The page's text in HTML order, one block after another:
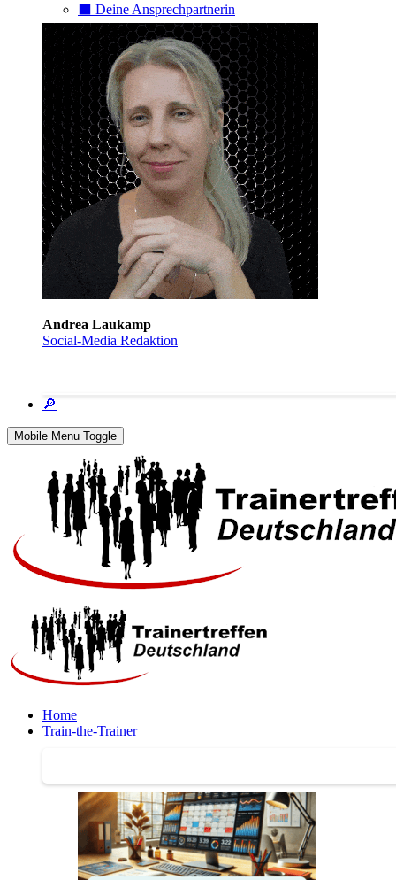
⬛️ Deine Ansprechpartnerin
Andrea Laukamp
Social-Media Redaktion
🔎
Mobile Menu Toggle
Home
Train-the-Trainer